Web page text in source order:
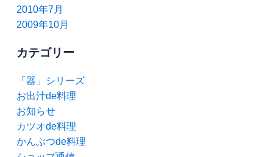
2010年7月
2009年10月
カテゴリー
「器」シリーズ
お出汁de料理
お知らせ
カツオde料理
かんぶつde料理